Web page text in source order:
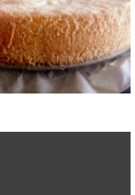
Seite: